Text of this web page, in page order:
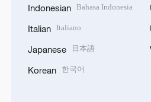
Indonesian Bahasa Indonesia
Italian Italiano
Japanese 日本語
Korean 한국어